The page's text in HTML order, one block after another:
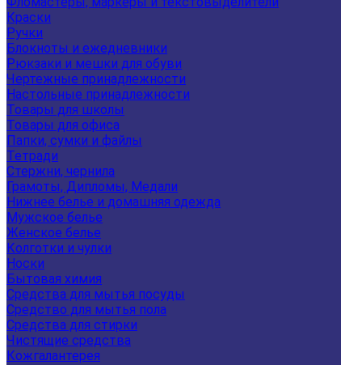
Краски
Ручки
Блокноты и ежедневники
Рюкзаки и мешки для обуви
Чертежные принадлежности
Настольные принадлежности
Товары для школы
Товары для офиса
Папки, сумки и файлы
Тетради
Стержни, чернила
Грамоты, Дипломы, Медали
Нижнее белье и домашняя одежда
Мужское белье
Женское белье
Колготки и чулки
Носки
Бытовая химия
Средства для мытья посуды
Средство для мытья пола
Средства для стирки
Чистящие средства
Кожгалантерея